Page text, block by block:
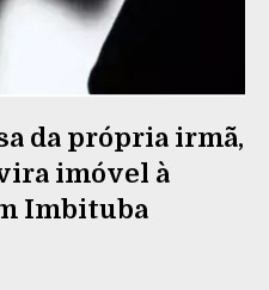
da própria irmã,
imóvel à
Imbituba